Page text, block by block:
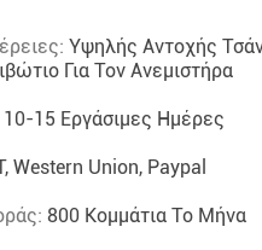
Υψηλής Αντοχής
Για Τον Ανεμιστήρα
10-15 Εργάσιμες Ημέρες
Western Union, Paypal
800 Κομμάτια Το Μήνα